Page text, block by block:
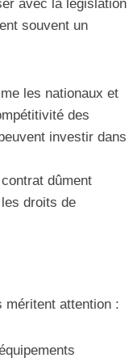
avec la législation
souvent un
les nationaux et
des
investir dans
dûment
droits de
méritent attention :